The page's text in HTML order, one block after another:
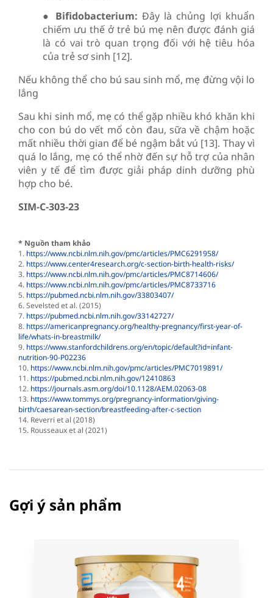
● Bifidobacterium: Đây là chủng lợi khuẩn
chiếm ưu thế ở trẻ bú mẹ nên được đánh giá
là có vai trò quan trọng đối với hệ tiêu hóa
của trẻ sơ sinh [12].
Nếu không thể cho bú sau sinh mổ, mẹ đừng vội lo
lắng
Sau khi sinh mổ, mẹ có thể gặp nhiều khó khăn khi
cho con bú do vết mổ còn đau, sữa về chậm hoặc
mất nhiều thời gian để bé ngậm bắt vú [13]. Thay vì
quá lo lắng, mẹ có thể nhờ đến sự hỗ trợ của nhân
viên y tế để tìm được giải pháp dinh dưỡng phù
hợp cho bé.
SIM-C-303-23
* Nguồn tham khảo
1. https://www.ncbi.nlm.nih.gov/pmc/articles/PMC6291958/
2. https://www.center4research.org/c-section-birth-health-risks/
3. https://www.ncbi.nlm.nih.gov/pmc/articles/PMC8714606/
4. https://www.ncbi.nlm.nih.gov/pmc/articles/PMC8733716
5. https://pubmed.ncbi.nlm.nih.gov/33803407/
6. Sevelsted et al. (2015)
7. https://pubmed.ncbi.nlm.nih.gov/33142727/
8. https://americanpregnancy.org/healthy-pregnancy/first-year-of-
life/whats-in-breastmilk/
9. https://www.stanfordchildrens.org/en/topic/default?id=infant-
nutrition-90-P02236
10. https://www.ncbi.nlm.nih.gov/pmc/articles/PMC7019891/
11. https://pubmed.ncbi.nlm.nih.gov/12410863
12. https://journals.asm.org/doi/10.1128/AEM.02063-08
13. https://www.tommys.org/pregnancy-information/giving-
birth/caesarean-section/breastfeeding-after-c-section
14. Reverri et al (2018)
15. Rousseaux et al (2021)
Gợi ý sản phẩm